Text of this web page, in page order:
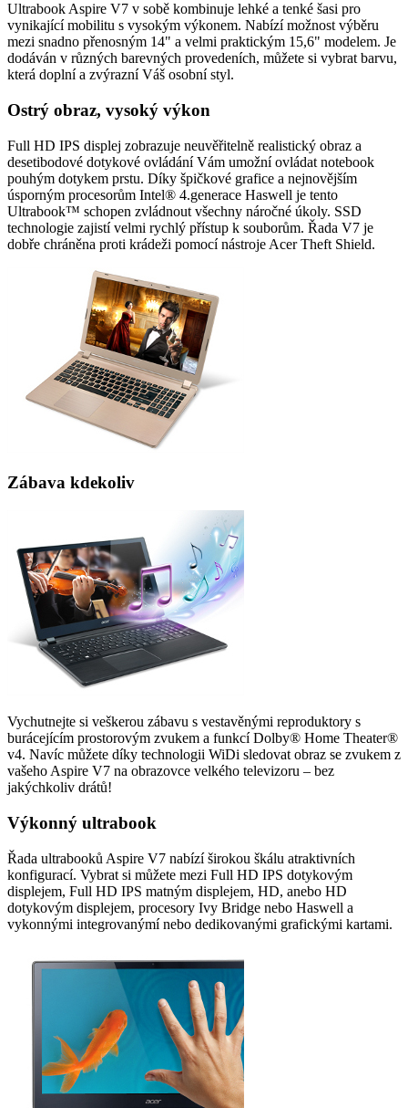
Ultrabook Aspire V7 v sobě kombinuje lehké a tenké šasi pro
vynikající mobilitu s vysokým výkonem. Nabízí možnost výběru
mezi snadno přenosným 14" a velmi praktickým 15,6" modelem. Je
dodáván v různých barevných provedeních, můžete si vybrat barvu,
která doplní a zvýrazní Váš osobní styl.
Ostrý obraz, vysoký výkon
Full HD IPS displej zobrazuje neuvěřitelně realistický obraz a
desetibodové dotykové ovládání Vám umožní ovládat notebook
pouhým dotykem prstu. Díky špičkové grafice a nejnovějším
úsporným procesorům Intel® 4.generace Haswell je tento
Ultrabook™ schopen zvládnout všechny náročné úkoly. SSD
technologie zajistí velmi rychlý přístup k souborům. Řada V7 je
dobře chráněna proti krádeži pomocí nástroje Acer Theft Shield.
Zábava kdekoliv
Vychutnejte si veškerou zábavu s vestavěnými reproduktory s
burácejícím prostorovým zvukem a funkcí Dolby® Home Theater®
v4. Navíc můžete díky technologii WiDi sledovat obraz se zvukem z
vašeho Aspire V7 na obrazovce velkého televizoru – bez
jakýchkoliv drátů!
Výkonný ultrabook
Řada ultrabooků Aspire V7 nabízí širokou škálu atraktivních
konfigurací. Vybrat si můžete mezi Full HD IPS dotykovým
displejem, Full HD IPS matným displejem, HD, anebo HD
dotykovým displejem, procesory Ivy Bridge nebo Haswell a
vykonnými integrovanýmí nebo dedikovanými grafickými kartami.